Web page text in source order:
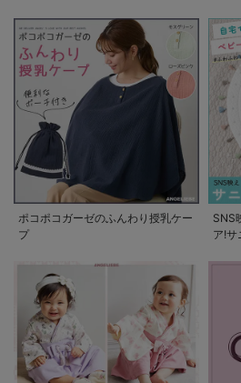
ポコポコガーゼのふんわり授乳ケー
プ
SNS
ア!サ